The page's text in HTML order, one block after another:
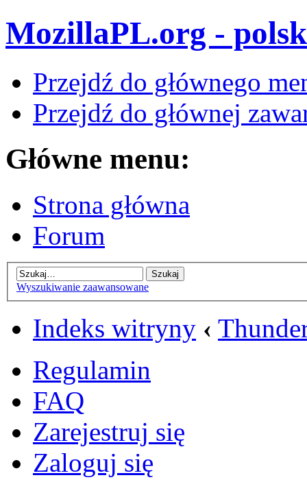
MozillaPL.org -
Przejdź do głównego
Przejdź do głównej
Główne menu:
Strona główna
Forum
Wyszukiwanie zaawansowane
Indeks witryny ‹
Regulamin
FAQ
Zarejestruj się
Zaloguj się